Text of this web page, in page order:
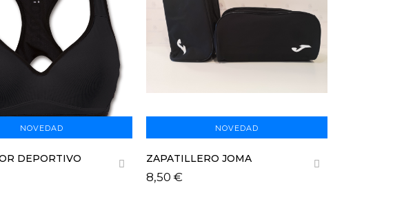
NOVEDAD
DEPORTIVO
NOVEDAD
ZAPATILLERO JOMA
8,50 €